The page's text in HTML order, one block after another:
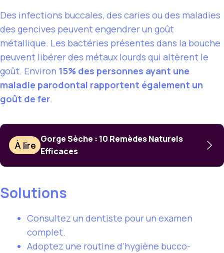
Des infections buccales, des caries ou des maladies
des gencives peuvent engendrer un goût
métallique. Les bactéries présentes dans la bouche
peuvent libérer des métaux lourds qui altèrent le
goût. Environ 15% des personnes ayant une
maladie parodontal rapportent également un
goût de fer.
À lire
Gorge Sèche : 10 Remèdes Naturels
Efficaces
Solutions
Consultez un dentiste pour un examen
complet.
Adoptez une routine d’hygiène bucco-